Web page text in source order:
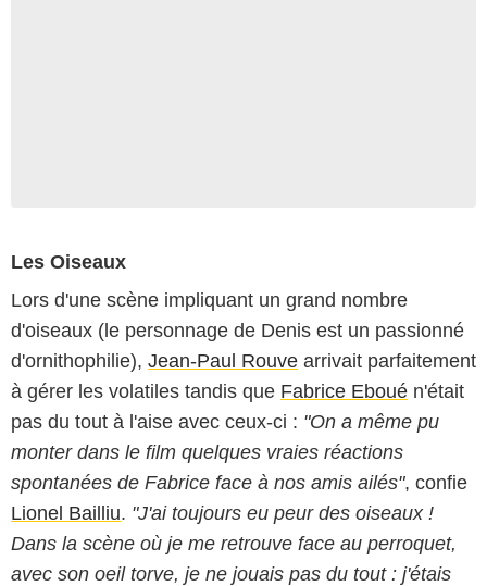
Les Oiseaux
Lors d'une scène impliquant un grand nombre
d'oiseaux (le personnage de Denis est un passionné
d'ornithophilie), Jean-Paul Rouve arrivait parfaitement
à gérer les volatiles tandis que Fabrice Eboué n'était
pas du tout à l'aise avec ceux-ci : "On a même pu
monter dans le film quelques vraies réactions
spontanées de Fabrice face à nos amis ailés", confie
Lionel Bailliu. "J'ai toujours eu peur des oiseaux !
Dans la scène où je me retrouve face au perroquet,
avec son oeil torve, je ne jouais pas du tout : j'étais